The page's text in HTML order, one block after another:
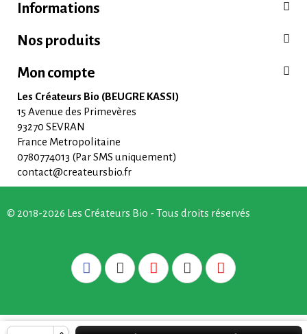
Informations
Nos produits
Mon compte
Les Créateurs Bio (BEUGRE KASSI)
15 Avenue des Primevères
93270 SEVRAN
France Metropolitaine
0780774013 (Par SMS uniquement)
contact@createursbio.fr
© 2018-2026 Les Créateurs Bio - Tous droits réservés